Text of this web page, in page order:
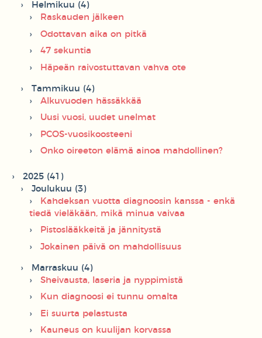
Helmikuu (4)
Raskauden jälkeen
Odottavan aika on pitkä
47 sekuntia
Häpeän raivostuttavan vahva ote
Tammikuu (4)
Alkuvuoden hässäkkää
Uusi vuosi, uudet unelmat
PCOS-vuosikoosteeni
Onko oireeton elämä ainoa mahdollinen?
2025 (41)
Joulukuu (3)
Kahdeksan vuotta diagnoosin kanssa - enkä
tiedä vieläkään, mikä minua vaivaa
Pistoslääkkeitä ja jännitystä
Jokainen päivä on mahdollisuus
Marraskuu (4)
Sheivausta, laseria ja nyppimistä
Kun diagnoosi ei tunnu omalta
Ei suurta pelastusta
Kauneus on kuulijan korvassa